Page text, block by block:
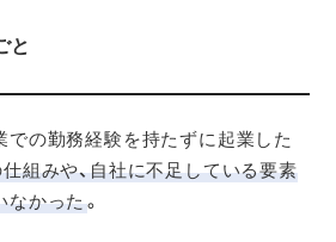
と
での勤務経験を持たずに起業した
組みや、自社に不足している要素
なかった。